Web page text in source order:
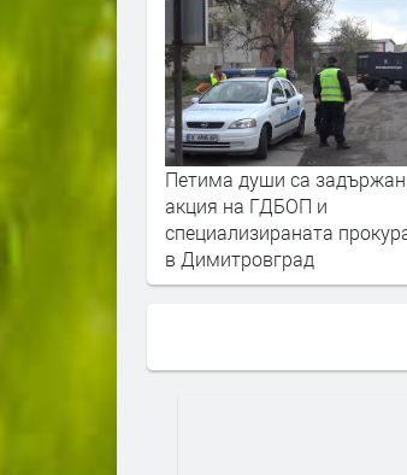
Петима души са
акция на ГДБОП и
специализираната
в Димитровград